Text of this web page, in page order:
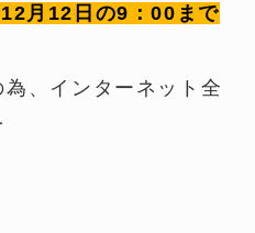
月12日の9：00まで
、インターネット全